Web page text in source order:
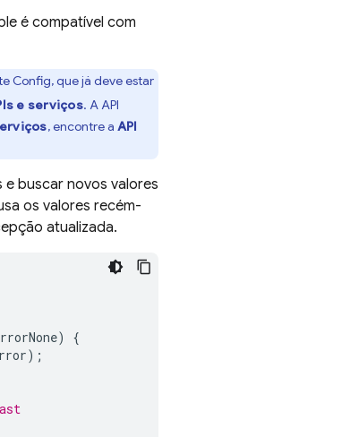
é compatível com
Config, que já deve estar
e serviços. A API
, encontre a API
buscar novos valores
os valores recém-
atualizada.
)
{
);